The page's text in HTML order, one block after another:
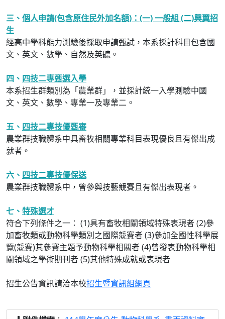
三、 個人申請(包含原住民外加名額)：(一) 一般組 (二)興翼招
生
經高中學科能力測驗後採取申請甄試，本系採計科目包含國
文、英文、數學、自然及英聽。
四、 四技二專甄選入學
本系招生群類別為「農業群」，並採計統一入學測驗中國
文、英文、數學、專業一及專業二。
五、 四技二專技優甄審
農業群技職體系中具畜牧相關專業科目表現優良且有傑出成
就者。
六、 四技二專技優保送
農業群技職體系中，曾參與技藝競賽且有傑出表現者。
七、 特殊選才
符合下列條件之一： (1)具有畜牧相關領域特殊表現者 (2)參
加畜牧類或動物科學類別之國際競賽者 (3)參加全國性科學展
覽(競賽)其參賽主題予動物科學相關者 (4)曾發表動物科學相
關領域之學術期刊者 (5)其他特殊成就或表現者
招生公告資訊請洽本校招生暨資訊組網頁